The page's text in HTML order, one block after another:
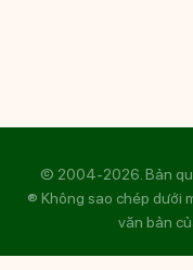
© 2004-2026. Bản
® Không sao chép dưới
văn bản